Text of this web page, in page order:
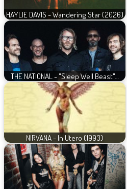
HAYLIE DAVIS - Wandering Star (2026)
THE NATIONAL - "Sleep Well Beast"…
NIRVANA - In Utero (1993)